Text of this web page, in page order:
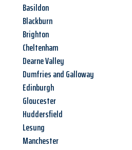
Basildon
Blackburn
Brighton
Cheltenham
Dearne Valley
Dumfries and Galloway
Edinburgh
Gloucester
Huddersfield
Lesung
Manchester